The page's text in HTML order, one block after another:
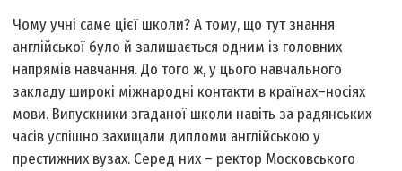
Чому учні саме цієї школи? А тому, що тут знання
англійської було й залишається одним із головних
напрямів навчання. До того ж, у цього навчального
закладу широкі міжнародні контакти в країнах–носіях
мови. Випускники згаданої школи навіть за радянських
часів успішно захищали дипломи англійською у
престижних вузах. Серед них – ректор Московського